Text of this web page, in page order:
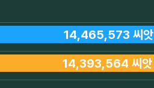
14,465,573 씨앗
14,393,564 씨앗